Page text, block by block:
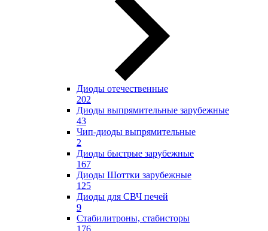
Диоды отечественные
202
Диоды выпрямительные зарубежные
43
Чип-диоды выпрямительные
2
Диоды быстрые зарубежные
167
Диоды Шоттки зарубежные
125
Диоды для СВЧ печей
9
Стабилитроны, стабисторы
176